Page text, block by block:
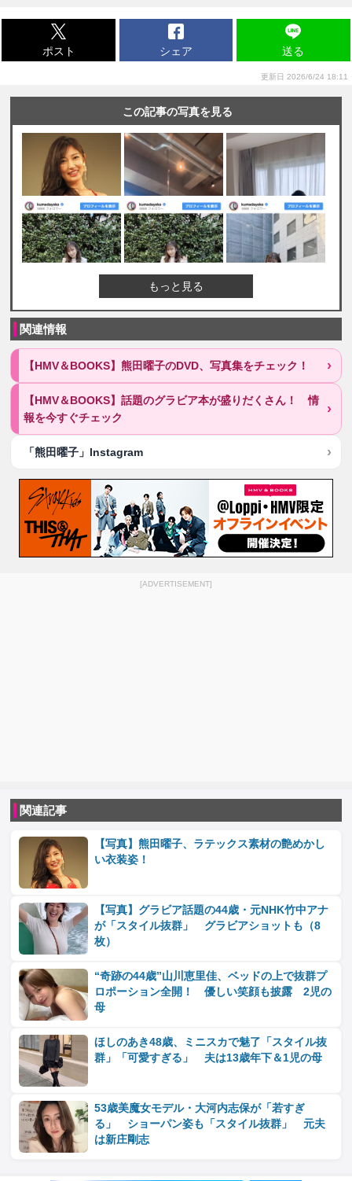
ポスト シェア 送る
更新日 2026/6/24 18:11
この記事の写真を見る
もっと見る
関連情報
【HMV＆BOOKS】熊田曜子のDVD、写真集をチェック！
【HMV＆BOOKS】話題のグラビア本が盛りだくさん！ 情
報を今すぐチェック
「熊田曜子」Instagram
[ADVERTISEMENT]
関連記事
【写真】熊田曜子、ラテックス素材の艶めかし
い衣装姿！
【写真】グラビア話題の44歳・元NHK竹中アナ
が「スタイル抜群」 グラビアショットも（8
枚）
“奇跡の44歳”山川恵里佳、ベッドの上で抜群プ
ロポーション全開！ 優しい笑顔も披露 2児の
母
ほしのあき48歳、ミニスカで魅了「スタイル抜
群」「可愛すぎる」 夫は13歳年下＆1児の母
53歳美魔女モデル・大河内志保が「若すぎ
る」 ショーパン姿も「スタイル抜群」 元夫
は新庄剛志